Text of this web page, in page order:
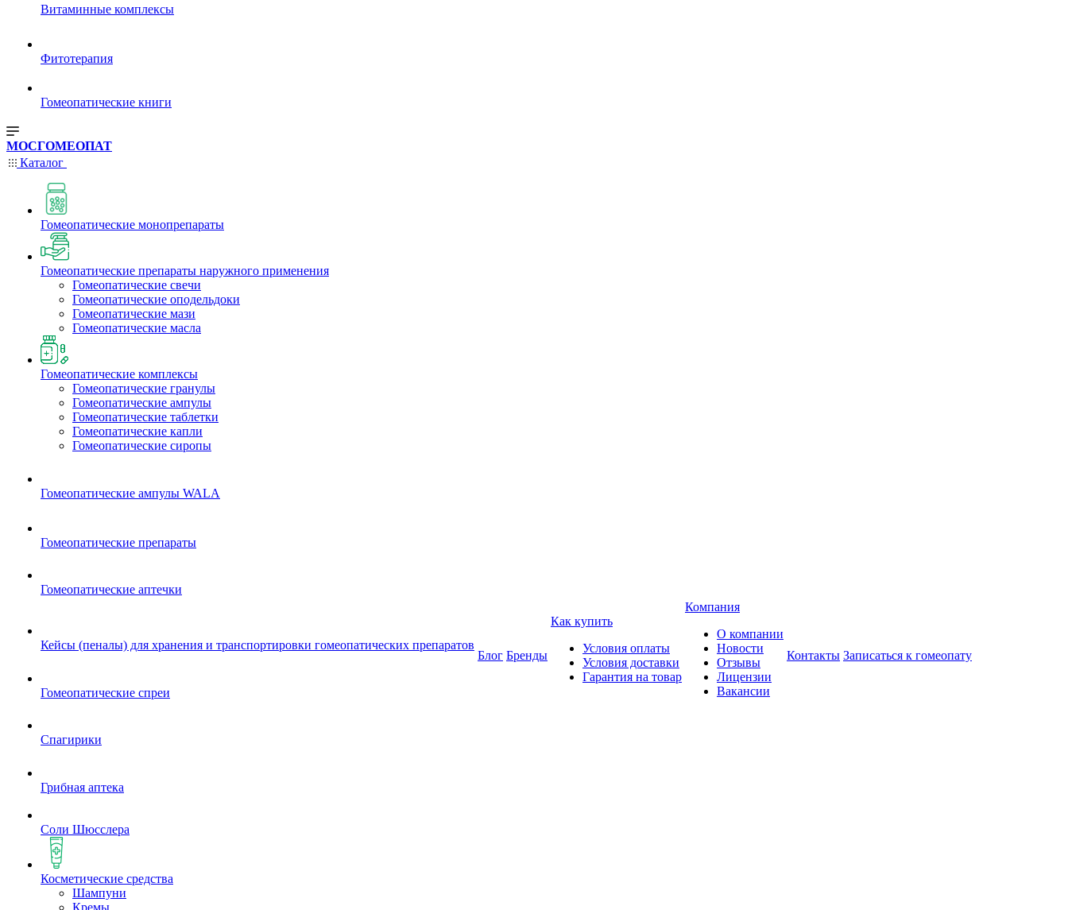
Витаминные комплексы
Фитотерапия
Гомеопатические книги
МОСГОМЕОПАТ
Каталог
Гомеопатические монопрепараты
Гомеопатические препараты наружного применения
Гомеопатические свечи
Гомеопатические оподельдоки
Гомеопатические мази
Гомеопатические масла
Гомеопатические комплексы
Гомеопатические гранулы
Гомеопатические ампулы
Гомеопатические таблетки
Гомеопатические капли
Гомеопатические сиропы
Гомеопатические ампулы WALA
Гомеопатические препараты
Гомеопатические аптечки
Кейсы (пеналы) для хранения и транспортировки гомеопатических препаратов
Гомеопатические спреи
Спагирики
Грибная аптека
Соли Шюсслера
Косметические средства
Шампуни
Кремы
Блог Бренды
Как купить
Условия оплаты
Условия доставки
Гарантия на товар
Компания
О компании
Новости
Отзывы
Лицензии
Вакансии
Контакты Записаться к гомеопату